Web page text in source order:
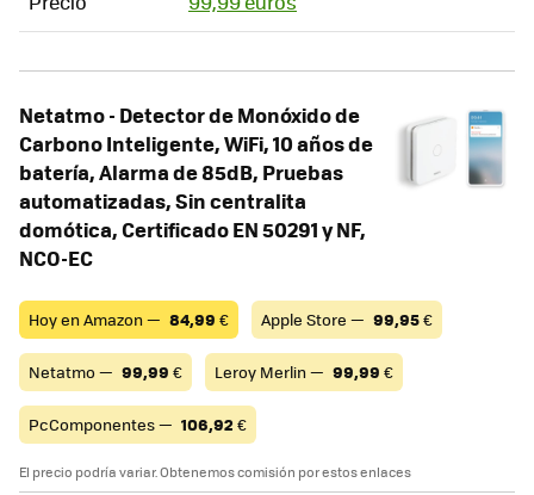
Netatmo - Detector de Monóxido de
Carbono Inteligente, WiFi, 10 años de
batería, Alarma de 85dB, Pruebas
automatizadas, Sin centralita
domótica, Certificado EN 50291 y NF,
NCO-EC
Hoy en Amazon — 84,99 € Apple Store — 99,95€
Netatmo — 99,99 € Leroy Merlin — 99,99 €
PcComponentes — 106,92 €
El precio podría variar. Obtenemos comisión por estos enlaces